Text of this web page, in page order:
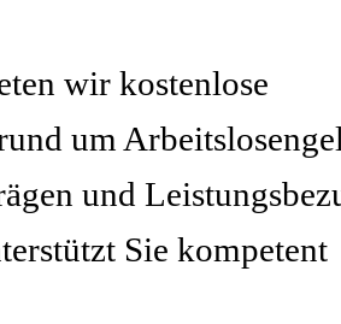
wir kostenlose
um
und
Sie kompetent